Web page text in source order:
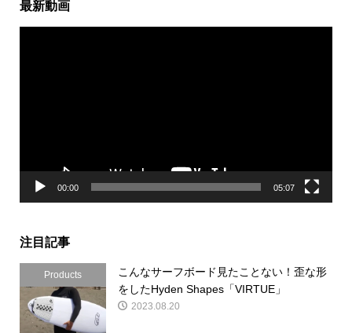
最新動画
00:00 05:07
注目記事
Products
こんなサーフボード見たことない！歪な形
をしたHyden Shapes「VIRTUE」
2023.08.20